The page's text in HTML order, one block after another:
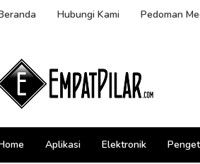
Hubungi Kami Pedoman
Aplikasi Elektronik